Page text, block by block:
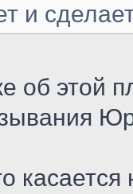
и
об этой